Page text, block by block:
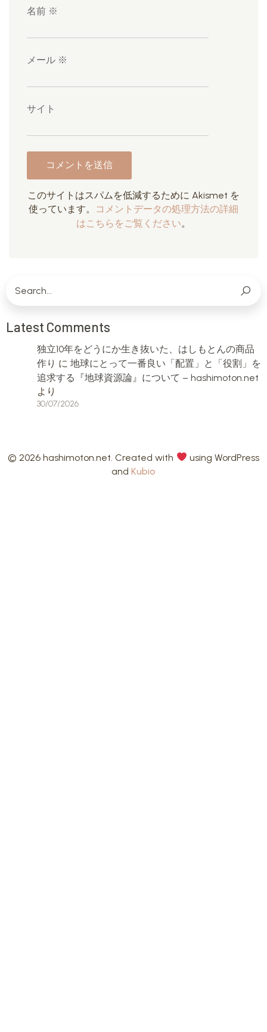
名前 ※
メール ※
サイト
このサイトはスパムを低減するために Akismet を
使っています。
コメントデータの処理方法の詳細
はこちらをご覧ください。
Latest Comments
独立10年をどうにか生き抜いた、はしもとんの商品
作り に 地球にとって一番良い「配置」と「役割」を
追求する『地球資源論』について – hashimoton.net
より
30/07/2026
© 2026 hashimoton.net. Created with
using WordPress
and Kubio